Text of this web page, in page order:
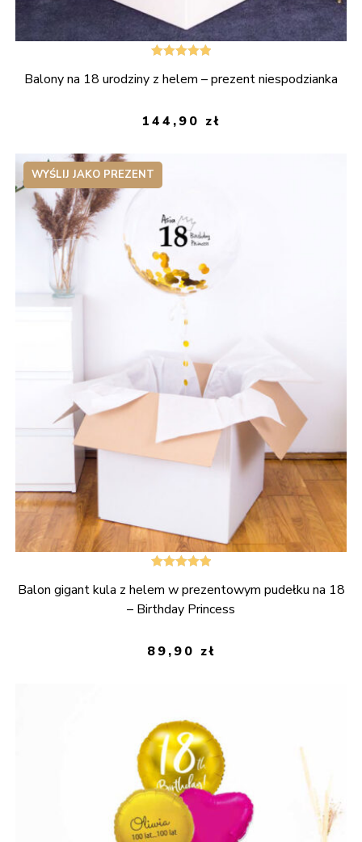
5.00na 5
Balony na 18 urodziny z helem – prezent niespodzianka
144,90 zł
WYŚLIJ JAKO PREZENT
5.00 na 5
Balon gigant kula z helem w prezentowym pudełku na 18
– Birthday Princess
89,90 zł